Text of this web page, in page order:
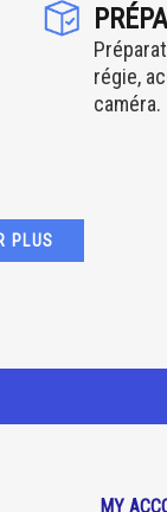
régie,
caméra.
PLUS
MY